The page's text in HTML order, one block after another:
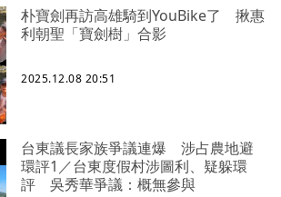
朴寶劍再訪高雄騎到YouBike了 揪惠
利朝聖「寶劍樹」合影
2025.12.08 20:51
台東議長家族爭議連爆 涉占農地避
環評1／台東度假村涉圖利、疑躲環
評 吳秀華爭議：概無參與